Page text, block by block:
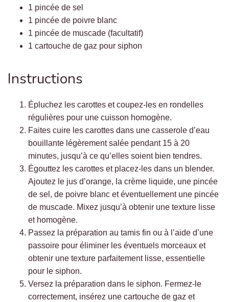
1 pincée de sel
1 pincée de poivre blanc
1 pincée de muscade (facultatif)
1 cartouche de gaz pour siphon
Instructions
Épluchez les carottes et coupez-les en rondelles
régulières pour une cuisson homogène.
Faites cuire les carottes dans une casserole d’eau
bouillante légèrement salée pendant 15 à 20
minutes, jusqu’à ce qu’elles soient bien tendres.
Égouttez les carottes et placez-les dans un blender.
Ajoutez le jus d’orange, la crème liquide, une pincée
de sel, de poivre blanc et éventuellement une pincée
de muscade. Mixez jusqu’à obtenir une texture lisse
et homogène.
Passez la préparation au tamis fin ou à l’aide d’une
passoire pour éliminer les éventuels morceaux et
obtenir une texture parfaitement lisse, essentielle
pour le siphon.
Versez la préparation dans le siphon. Fermez-le
correctement, insérez une cartouche de gaz et